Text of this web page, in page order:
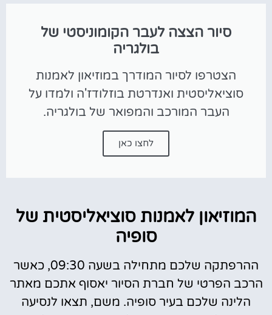
סיור הצצה לעבר הקומוניסטי של
בולגריה
הצטרפו לסיור המודרך במוזיאון לאמנות
סוציאליסטית ואנדרטת בוזלודז'ה ולמדו על
העבר המורכב והמפואר של בולגריה.
לחצו כאן
המוזיאון לאמנות סוציאליסטית של
סופיה
ההרפתקה שלכם מתחילה בשעה 09:30, כאשר
הרכב הפרטי של חברת הסיור יאסוף אתכם מאתר
הלינה שלכם בעיר סופיה. משם, תצאו לנסיעה